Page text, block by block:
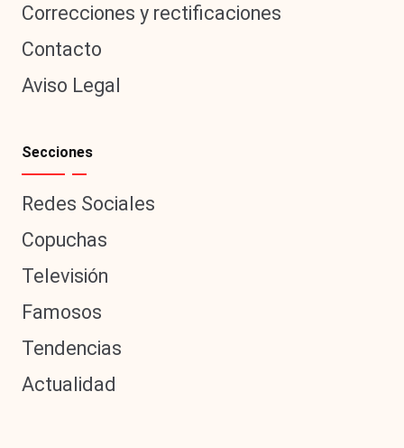
Correcciones y rectificaciones
Contacto
Aviso Legal
Secciones
Redes Sociales
Copuchas
Televisión
Famosos
Tendencias
Actualidad